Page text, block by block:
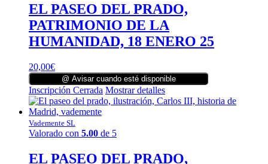
EL PASEO DEL PRADO,
PATRIMONIO DE LA
HUMANIDAD, 18 ENERO 25
20,00€
@ Avisar cuando esté disponible
Inscripción Cerrada Mostrar detalles
Vademente SL
Valorado con 5.00 de 5
EL PASEO DEL PRADO,